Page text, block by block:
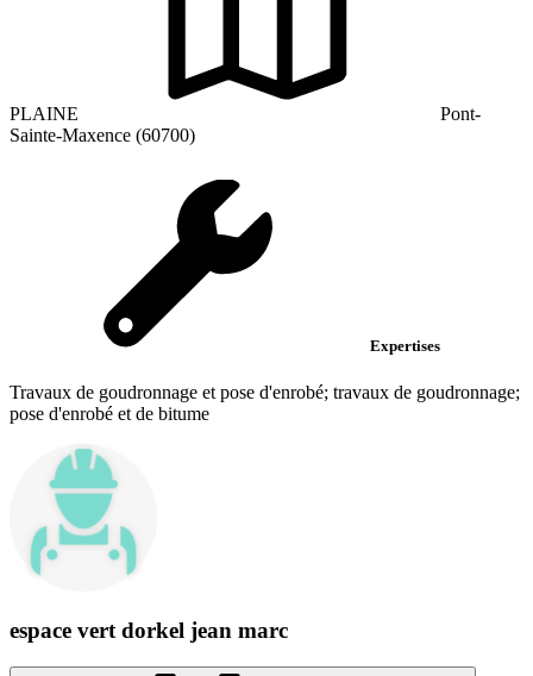
PLAINE
Pont-
Sainte-Maxence (60700)
Expertises
Travaux de goudronnage et pose d'enrobé; travaux de goudronnage;
pose d'enrobé et de bitume
espace vert dorkel jean marc